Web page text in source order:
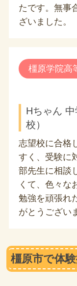
たです。無事
ざいました。
橿原学院高
Hちゃん
校）
志望校に合格
すく、受験に
部先生に相談
くて、色々な
勉強を頑張れ
がとうござい
橿原市で体